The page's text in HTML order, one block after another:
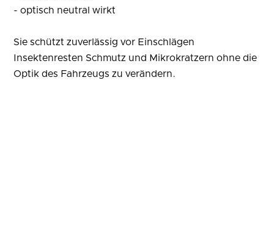
- optisch neutral wirkt
Sie schützt zuverlässig vor Einschlägen
Insektenresten Schmutz und Mikrokratzern ohne die
Optik des Fahrzeugs zu verändern.